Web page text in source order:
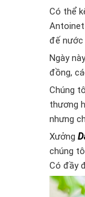
Có thể
đế nước
Ngày
đồng,
Chúng
thương
nhưng
Xưởng
chúng
Có đầy